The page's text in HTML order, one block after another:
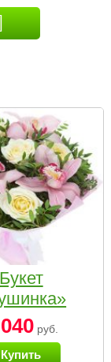
Букет
руб.
Купить